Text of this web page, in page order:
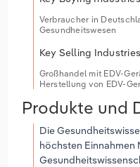
Verbraucher in
Gesundheitswesen
Key Selling Industries
Großhandel mit EDV-
Herstellung von EDV-
Produkte und
Die
höchsten Einnahmen